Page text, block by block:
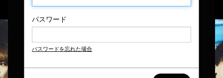
パスワード
パスワードを忘れた場合